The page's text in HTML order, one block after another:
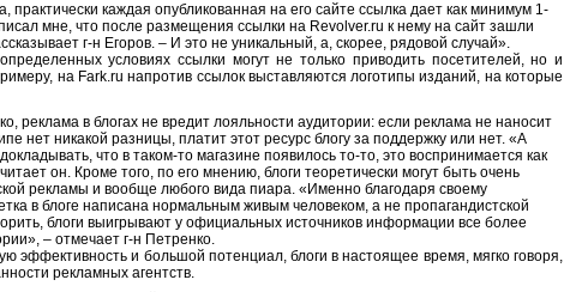
практически каждая опубликованная на его сайте ссылка дает как минимум 1-
мне, что после размещения ссылки на Revolver.ru к нему на сайт зашли
г-н Егоров. – И это не уникальный, а, скорее, рядовой случай».
условиях ссылки могут не только приводить посетителей, но и
на Fark.ru напротив ссылок выставляются логотипы изданий, на которые
реклама в блогах не вредит лояльности аудитории: если реклама не наносит
нет никакой разницы, платит этот ресурс блогу за поддержку или нет. «А
что в таком-то магазине появилось то-то, это воспринимается как
он. Кроме того, по его мнению, блоги теоретически могут быть очень
рекламы и вообще любого вида пиара. «Именно благодаря своему
в блоге написана нормальным живым человеком, а не пропагандистской
блоги выигрывают у официальных источников информации все более
– отмечает г-н Петренко.
эффективность и большой потенциал, блоги в настоящее время, мягко говоря,
рекламных агентств.